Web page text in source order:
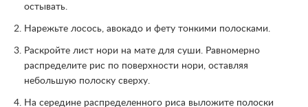
остывать.
Нарежьте лосось, авокадо и фету тонкими полосками.
Раскройте лист нори на мате для суши. Равномерно
распределите рис по поверхности нори, оставляя
небольшую полоску сверху.
На середине распределенного риса выложите полоски